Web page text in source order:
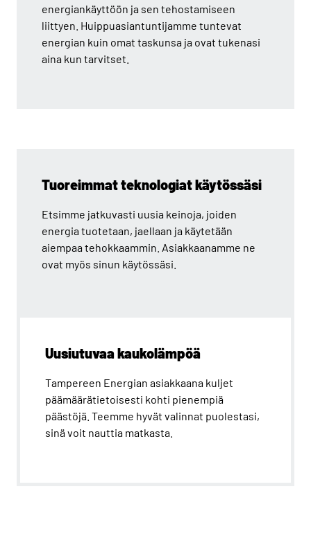
energiankäyttöön ja sen tehostamiseen
liittyen. Huippuasiantuntijamme tuntevat
energian kuin omat taskunsa ja ovat tukenasi
aina kun tarvitset.
Tuoreimmat teknologiat käytössäsi
Etsimme jatkuvasti uusia keinoja, joiden
energia tuotetaan, jaellaan ja käytetään
aiempaa tehokkaammin. Asiakkaanamme ne
ovat myös sinun käytössäsi.
Uusiutuvaa kaukolämpöä
Tampereen Energian asiakkaana kuljet
päämäärätietoisesti kohti pienempiä
päästöjä. Teemme hyvät valinnat puolestasi,
sinä voit nauttia matkasta.